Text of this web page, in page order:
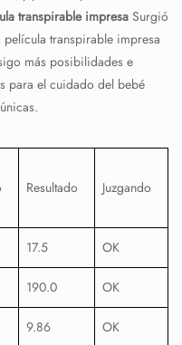
transpirable impresa Surgió
transpirable impresa
más posibilidades e
para el cuidado del bebé
Resultado Juzgando
17.5 OK
190.0 OK
9.86 OK